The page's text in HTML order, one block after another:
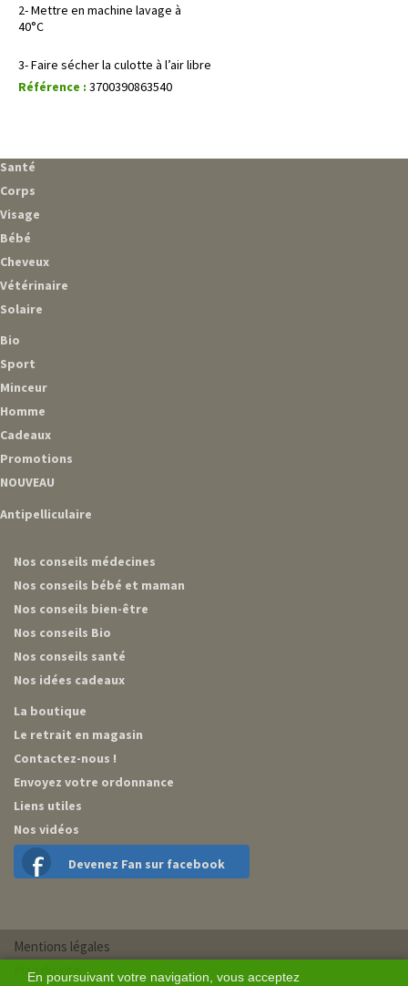
2- Mettre en machine lavage à
40°C
3- Faire sécher la culotte à l’air libre
Référence : 3700390863540
Santé
Corps
Visage
Bébé
Cheveux
Vétérinaire
Solaire
Bio
Sport
Minceur
Homme
Cadeaux
Promotions
NOUVEAU
Antipelliculaire
Nos conseils médecines
Nos conseils bébé et maman
Nos conseils bien-être
Nos conseils Bio
Nos conseils santé
Nos idées cadeaux
La boutique
Le retrait en magasin
Contactez-nous !
Envoyez votre ordonnance
Liens utiles
Nos vidéos
Devenez Fan sur facebook
En poursuivant votre navigation, vous acceptez
Mentions légales
Plan du site